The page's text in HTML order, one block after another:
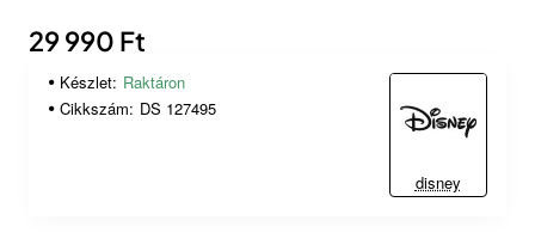
29 990 Ft
Készlet: Raktáron
Cikkszám: DS 127495
disney